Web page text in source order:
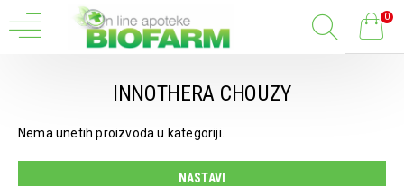
0
INNOTHERA CHOUZY
Nema unetih proizvoda u kategoriji.
NASTAVI